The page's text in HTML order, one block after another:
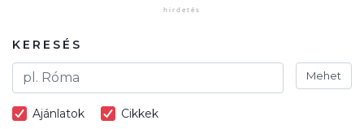
KERESÉS
Mehet
Ajánlatok Cikkek